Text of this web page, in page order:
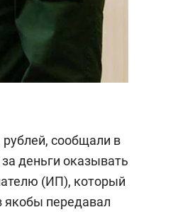
сообщали в
деньги оказывать
(ИП), который
якобы передавал